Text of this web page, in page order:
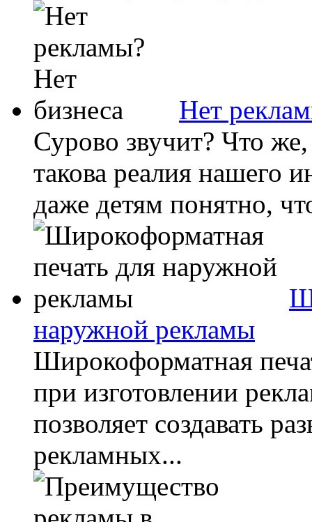
Нет
Сурово звучит? Что
такова реалия нашего
даже детям понятно,
наружной рекламы
Широкоформатная
при изготовлении
позволяет создавать
рекламных...